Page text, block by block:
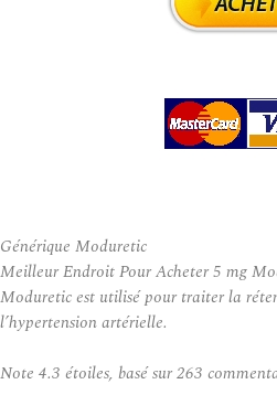
Générique Moduretic
Meilleur Endroit Pour Acheter 5 mg
Moduretic est utilisé pour traiter la
l’hypertension artérielle.
Note 4.3 étoiles, basé sur263